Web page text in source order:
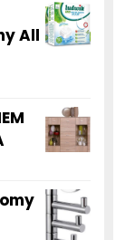
All